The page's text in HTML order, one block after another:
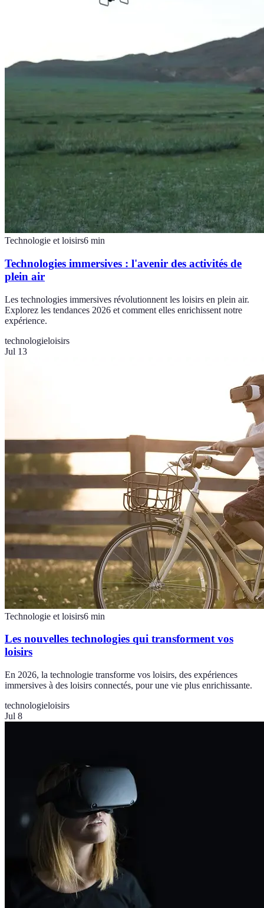
Technologie et loisirs6 min
Technologies immersives : l'avenir des activités de
plein air
Les technologies immersives révolutionnent les loisirs en plein air.
Explorez les tendances 2026 et comment elles enrichissent notre
expérience.
technologieloisirs
Jul 13
Technologie et loisirs6 min
Les nouvelles technologies qui transforment vos
loisirs
En 2026, la technologie transforme vos loisirs, des expériences
immersives à des loisirs connectés, pour une vie plus enrichissante.
technologieloisirs
Jul 8